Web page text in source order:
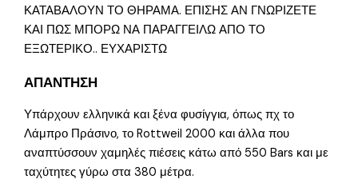
ΚΑΤΑΒΑΛΟΥΝ ΤΟ ΘΗΡΑΜΑ. ΕΠΙΣΗΣ ΑΝ ΓΝΩΡΙΖΕΤΕ
ΚΑΙ ΠΩΣ ΜΠΟΡΩ ΝΑ ΠΑΡΑΓΓΕΙΛΩ ΑΠΟ ΤΟ
ΕΞΩΤΕΡΙΚΟ.. ΕΥΧΑΡΙΣΤΩ
ΑΠΑΝΤΗΣΗ
Υπάρχουν ελληνικά και ξένα φυσίγγια, όπως πχ το
Λάμπρο Πράσινο, το Rottweil 2000 και άλλα που
αναπτύσσουν χαμηλές πιέσεις κάτω από 550 Bars και με
ταχύτητες γύρω στα 380 μέτρα.